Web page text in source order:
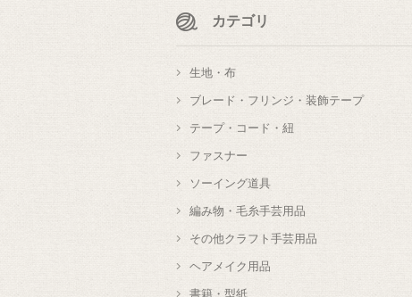
カテゴリ
生地・布
ブレード・フリンジ・装飾テープ
テープ・コード・紐
ファスナー
ソーイング道具
編み物・毛糸手芸用品
その他クラフト手芸用品
ヘアメイク用品
書籍・型紙